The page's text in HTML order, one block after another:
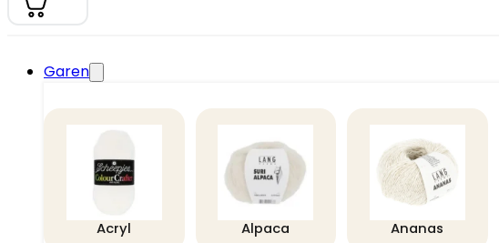
Garen
Acryl Alpaca Ananas